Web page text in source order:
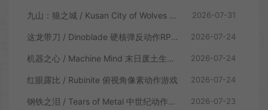
九山：狼之城 / Kusan City of Wolves 硬核俯视角动作游戏 2026-07-31
这龙带刀 / Dinoblade 硬核弹反动作RPG游戏 2026-07-24
机器之心 / Machine Mind 末日废土生存动作游戏 2026-07-24
红眼露比 / Rubinite 俯视角像素动作游戏 2026-07-24
钢铁之泪 / Tears of Metal 中世纪动作肉鸽游戏 2026-07-23